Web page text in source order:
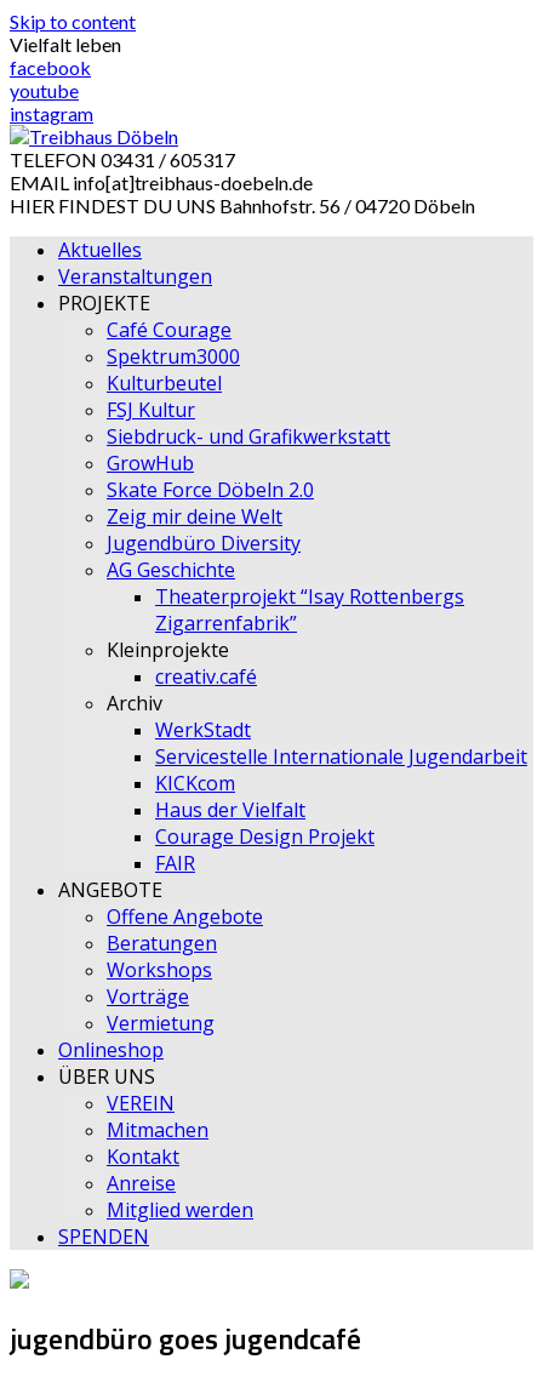
Skip to content
Vielfalt leben
facebook
youtube
instagram
TELEFON 03431 / 605317
EMAIL info[at]treibhaus-doebeln.de
HIER FINDEST DU UNS Bahnhofstr. 56 / 04720 Döbeln
Aktuelles
Veranstaltungen
PROJEKTE
Café Courage
Spektrum3000
Kulturbeutel
FSJ Kultur
Siebdruck- und Grafikwerkstatt
GrowHub
Skate Force Döbeln 2.0
Zeig mir deine Welt
Jugendbüro Diversity
AG Geschichte
Theaterprojekt “Isay Rottenbergs
Zigarrenfabrik”
Kleinprojekte
creativ.café
Archiv
WerkStadt
Servicestelle Internationale Jugendarbeit
KICKcom
Haus der Vielfalt
Courage Design Projekt
FAIR
ANGEBOTE
Offene Angebote
Beratungen
Workshops
Vorträge
Vermietung
Onlineshop
ÜBER UNS
VEREIN
Mitmachen
Kontakt
Anreise
Mitglied werden
SPENDEN
jugendbüro goes jugendcafé